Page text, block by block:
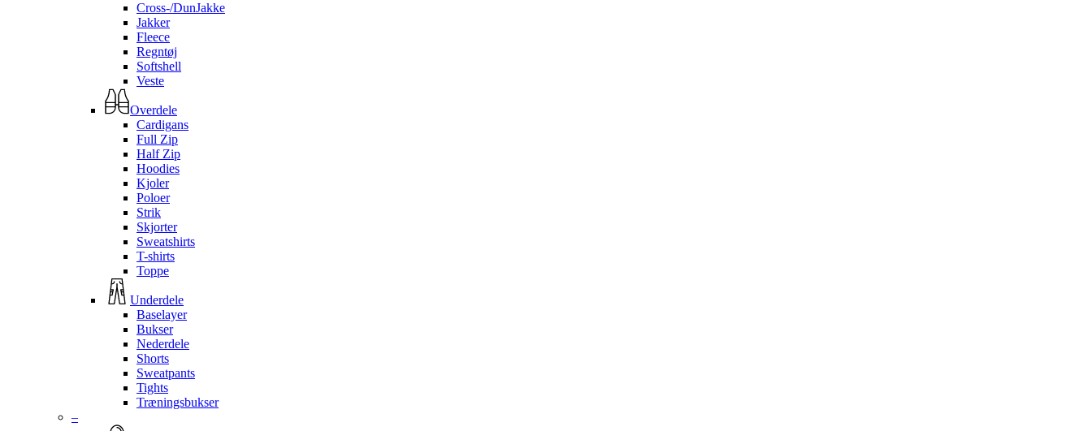
Cross-/DunJakke
Jakker
Fleece
Regntøj
Softshell
Veste
Overdele
Cardigans
Full Zip
Half Zip
Hoodies
Kjoler
Poloer
Strik
Skjorter
Sweatshirts
T-shirts
Toppe
Underdele
Baselayer
Bukser
Nederdele
Shorts
Sweatpants
Tights
Træningsbukser
–